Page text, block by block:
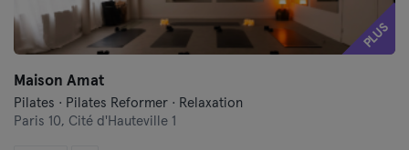
PLUS
Maison Amat
Pilates · Pilates Reformer · Relaxation
Paris 10, Cité d'Hauteville 1